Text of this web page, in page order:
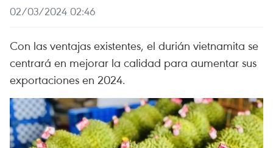
02/03/2024 02:46
Con las ventajas existentes, el durián vietnamita se
centrará en mejorar la calidad para aumentar sus
exportaciones en 2024.